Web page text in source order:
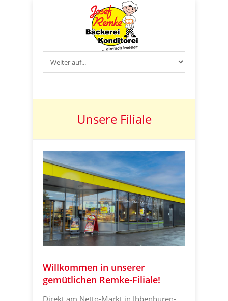
Unsere Filiale
Willkommen in unserer
gemütlichen Remke-Filiale!
Direkt am Netto-Markt in Ibbenbüren-